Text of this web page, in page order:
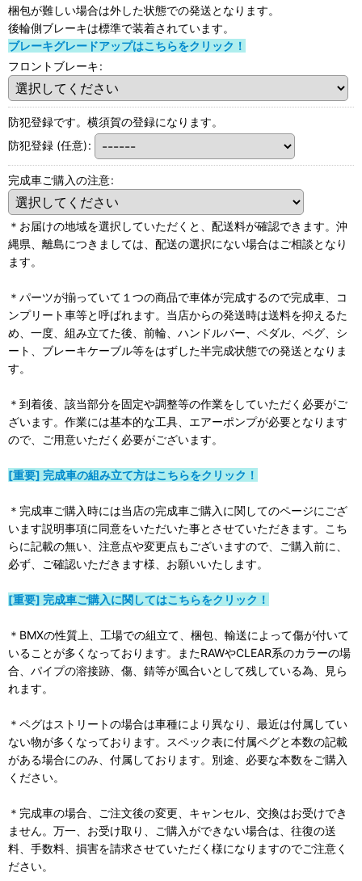
梱包が難しい場合は外した状態での発送となります。
後輪側ブレーキは標準で装着されています。
ブレーキグレードアップはこちらをクリック！
フロントブレーキ:
防犯登録です。横須賀の登録になります。
防犯登録 (任意):
完成車ご購入の注意:
＊お届けの地域を選択していただくと、配送料が確認できます。沖
縄県、離島につきましては、配送の選択にない場合はご相談となり
ます。
＊パーツが揃っていて１つの商品で車体が完成するので完成車、コ
ンプリート車等と呼ばれます。当店からの発送時は送料を抑えるた
め、一度、組み立てた後、前輪、ハンドルバー、ペダル、ペグ、シ
ート、ブレーキケーブル等をはずした半完成状態での発送となりま
す。
＊到着後、該当部分を固定や調整等の作業をしていただく必要がご
ざいます。作業には基本的な工具、エアーポンプが必要となります
ので、ご用意いただく必要がございます。
[重要] 完成車の組み立て方はこちらをクリック！
＊完成車ご購入時には当店の完成車ご購入に関してのページにござ
います説明事項に同意をいただいた事とさせていただきます。こち
らに記載の無い、注意点や変更点もございますので、ご購入前に、
必ず、ご確認いただきます様、お願いいたします。
[重要] 完成車ご購入に関してはこちらをクリック！
＊BMXの性質上、工場での組立て、梱包、輸送によって傷が付いて
いることが多くなっております。またRAWやCLEAR系のカラーの場
合、パイプの溶接跡、傷、錆等が風合いとして残している為、見ら
れます。
＊ペグはストリートの場合は車種により異なり、最近は付属してい
ない物が多くなっております。スペック表に付属ペグと本数の記載
がある場合にのみ、付属しております。別途、必要な本数をご購入
ください。
＊完成車の場合、ご注文後の変更、キャンセル、交換はお受けでき
ません。万一、お受け取り、ご購入ができない場合は、往復の送
料、手数料、損害を請求させていただく様になりますのでご注意く
ださい。